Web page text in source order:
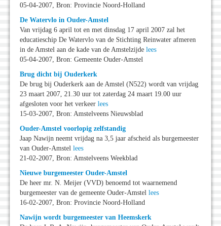
05-04-2007, Bron: Provincie Noord-Holland
De Watervlo in Ouder-Amstel
Van vrijdag 6 april tot en met dinsdag 17 april 2007 zal het
educatieschip De Watervlo van de Stichting Reinwater afmeren
in de Amstel aan de kade van de Amstelzijde lees
05-04-2007, Bron: Gemeente Ouder-Amstel
Brug dicht bij Ouderkerk
De brug bij Ouderkerk aan de Amstel (N522) wordt van vrijdag
23 maart 2007, 21.30 uur tot zaterdag 24 maart 19.00 uur
afgesloten voor het verkeer lees
15-03-2007, Bron: Amstelveens Nieuwsblad
Ouder-Amstel voorlopig zelfstandig
Jaap Nawijn neemt vrijdag na 3,5 jaar afscheid als burgemeester
van Ouder-Amstel lees
21-02-2007, Bron: Amstelveens Weekblad
Nieuwe burgemeester Ouder-Amstel
De heer mr. N. Meijer (VVD) benoemd tot waarnemend
burgemeester van de gemeente Ouder-Amstel lees
16-02-2007, Bron: Provincie Noord-Holland
Nawijn wordt burgemeester van Heemskerk